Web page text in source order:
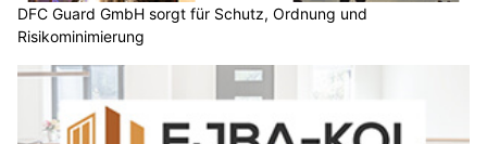
DFC Guard GmbH sorgt für Schutz, Ordnung und
Risikominimierung